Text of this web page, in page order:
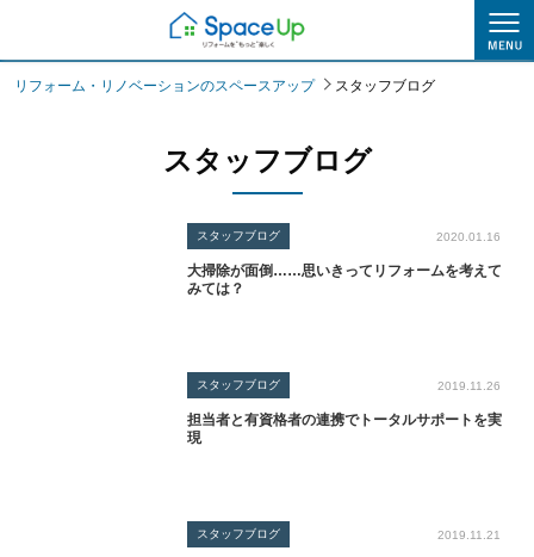
スタッフブログ
リフォーム・リノベーションのスペースアップ スタッフブログ
スタッフブログ
スタッフブログ 2020.01.16
大掃除が面倒……思いきってリフォームを考えて
みては？
スタッフブログ 2019.11.26
担当者と有資格者の連携でトータルサポートを実
現
スタッフブログ 2019.11.21